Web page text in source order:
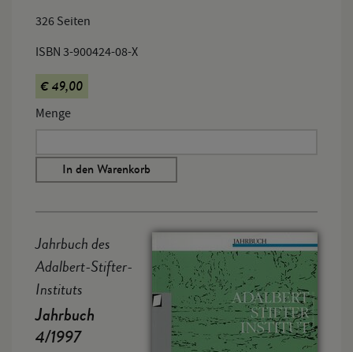
326 Seiten
ISBN 3-900424-08-X
€ 49,00
Menge
In den Warenkorb
Jahrbuch des
Adalbert-Stifter-
Instituts
Jahrbuch
4/1997